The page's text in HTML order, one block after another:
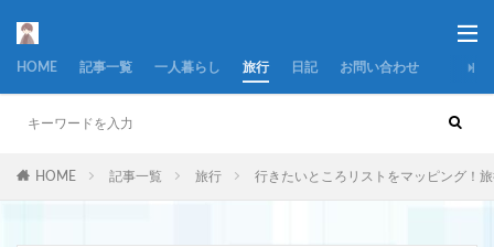
HOME 記事一覧 一人暮らし 旅行 日記 お問い合わせ
HOME 記事一覧 旅行 行きたいところリストをマッピング！